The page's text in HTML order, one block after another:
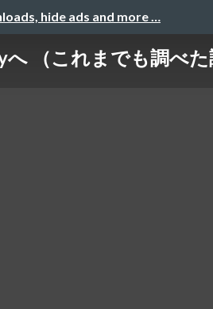
hide ads and more …
（これまでも調べた